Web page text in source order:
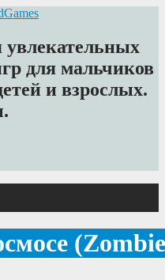
для мальчиков
и взрослых.